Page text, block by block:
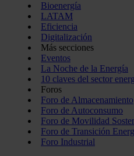
Bioenergía
LATAM
Eficiencia
Digitalización
Más secciones
Eventos
La Noche de la Energía
10 claves del sector
Foros
Foro de Almacenamiento
Foro de Autoconsumo
Foro de Movilidad
Foro de Transición
Foro Industrial